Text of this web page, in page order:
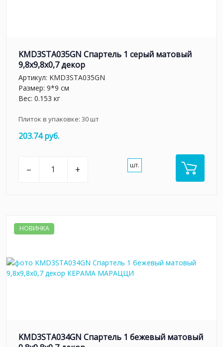
KMD3STA035GN Спартель 1 серый матовый
9,8x9,8x0,7 декор
Артикул: KMD3STA035GN
Размер: 9*9 см
Вес: 0.153 кг
Плиток в упаковке: 30шт
203.74 руб.
– + шт.
НОВИНКА
KMD3STA034GN Спартель 1 бежевый матовый